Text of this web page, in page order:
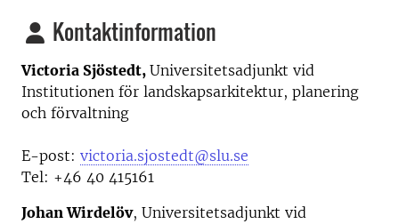
Kontaktinformation
Victoria Sjöstedt, Universitetsadjunkt vid
Institutionen för landskapsarkitektur, planering
och förvaltning
E-post: victoria.sjostedt@slu.se
Tel: +46 40 415161
Johan Wirdelöv, Universitetsadjunkt vid